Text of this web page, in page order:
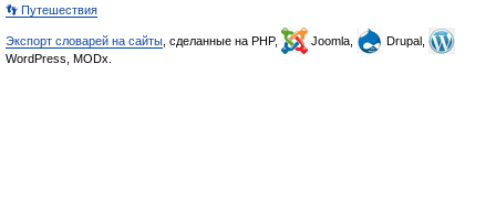
👣 Путешествия
Экспорт словарей на сайты , сделанные на PHP, Joomla,
Drupal,
WordPress, MODx.